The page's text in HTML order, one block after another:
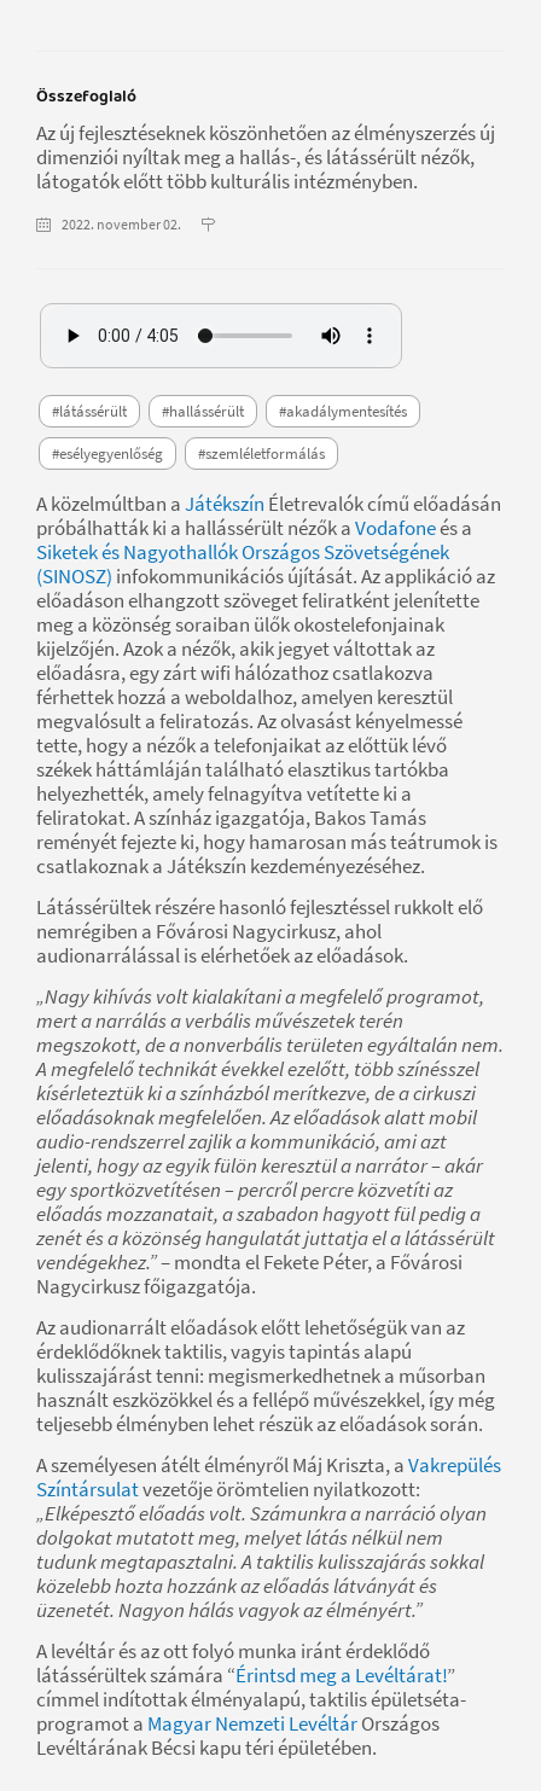
Összefoglaló
Az új fejlesztéseknek köszönhetően az élményszerzés új
dimenziói nyíltak meg a hallás-, és látássérült nézők,
látogatók előtt több kulturális intézményben.
2022. november 02.
#látássérült #hallássérült #akadálymentesítés
#esélyegyenlőség #szemléletformálás
A közelmúltban aJátékszín Életrevalók című előadásán
próbálhatták ki a hallássérült nézők aVodafoneés a
Siketek és Nagyothallók Országos Szövetségének
(SINOSZ) infokommunikációs újítását. Az applikáció az
előadáson elhangzott szöveget feliratként jelenítette
meg a közönség soraiban ülők okostelefonjainak
kijelzőjén. Azok a nézők, akik jegyet váltottak az
előadásra, egy zárt wifi hálózathoz csatlakozva
férhettek hozzá a weboldalhoz, amelyen keresztül
megvalósult a feliratozás. Az olvasást kényelmessé
tette, hogy a nézők a telefonjaikat az előttük lévő
székek háttámláján található elasztikus tartókba
helyezhették, amely felnagyítva vetítette ki a
feliratokat. A színház igazgatója, Bakos Tamás
reményét fejezte ki, hogy hamarosan más teátrumok is
csatlakoznak a Játékszín kezdeményezéséhez.
Látássérültek részére hasonló fejlesztéssel rukkolt elő
nemrégiben a Fővárosi Nagycirkusz, ahol
audionarrálással is elérhetőek az előadások.
„Nagy kihívás volt kialakítani a megfelelő programot,
mert a narrálás a verbális művészetek terén
megszokott, de a nonverbális területen egyáltalán nem.
A megfelelő technikát évekkel ezelőtt, több színésszel
kísérleteztük ki a színházból merítkezve, de a cirkuszi
előadásoknak megfelelően. Az előadások alatt mobil
audio-rendszerrel zajlik a kommunikáció, ami azt
jelenti, hogy az egyik fülön keresztül a narrátor – akár
egy sportközvetítésen – percről percre közvetíti az
előadás mozzanatait, a szabadon hagyott fül pedig a
zenét és a közönség hangulatát juttatja el a látássérült
vendégekhez.”– mondta el Fekete Péter, a Fővárosi
Nagycirkusz főigazgatója.
Az audionarrált előadások előtt lehetőségük van az
érdeklődőknek taktilis, vagyis tapintás alapú
kulisszajárást tenni: megismerkedhetnek a műsorban
használt eszközökkel és a fellépő művészekkel, így még
teljesebb élményben lehet részük az előadások során.
A személyesen átélt élményről Máj Kriszta, aVakrepülés
Színtársulatvezetője örömtelien nyilatkozott:
„Elképesztő előadás volt. Számunkra a narráció olyan
dolgokat mutatott meg, melyet látás nélkül nem
tudunk megtapasztalni. A taktilis kulisszajárás sokkal
közelebb hozta hozzánk az előadás látványát és
üzenetét. Nagyon hálás vagyok az élményért.”
A levéltár és az ott folyó munka iránt érdeklődő
látássérültek számára “Érintsd meg a Levéltárat!”
címmel indítottak élményalapú, taktilis épületséta-
programot a Magyar Nemzeti LevéltárOrszágos
Levéltárának Bécsi kapu téri épületében.